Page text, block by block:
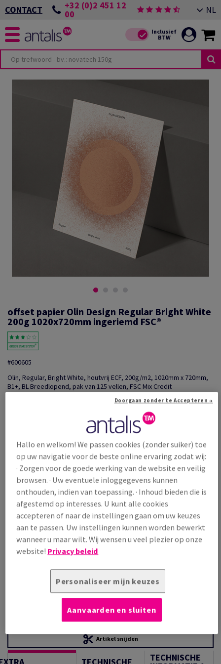
CONTACT +32 (0)2 451 12
00 NL
offset papier Olin Design Regular Bright White
200g 1020x720mm ingeriemd FSC®
#600605
Olin, Regular, Bright White, houtvrij ECF, 200g/m2, 1020mm x 720mm,
B1+, BL Breedlopend, pak van 125 vellen, FSC Mix Credit
Delen via e-mail
Promotie: Tijdelijke aanbieding! Tot wel 20% korting o...
Prijs incl. BTW
€ 2 073,82 22,21% OFF
Promoprijs incl. BTW
€ 1 613,22
/ 1 000 Vel
(147 kg )
OP VOORRAAD
Verpakkingsaantallen
Pak
Artikel snijden
TECHNISCHE
Hallo en welkom! We passen cookies (zonder suiker) toe
op uw navigatie voor de beste online ervaring zodat wij:
· Zorgen voor de goede werking van de website en veilig
browsen. · Uw eventuele inloggegevens kunnen
onthouden, indien van toepassing. · Inhoud bieden die is
afgestemd op interesses. U kunt alle cookies
accepteren of naar de instellingen gaan om uw keuzes
aan te passen. Uw instellingen kunnen worden bewerkt
wanneer u maar wilt. Wij wensen u veel plezier op onze
website! Privacy beleid
Personaliseer mijn keuzes
Doorgaan zonder te Accepteren →
Aanvaarden en sluiten